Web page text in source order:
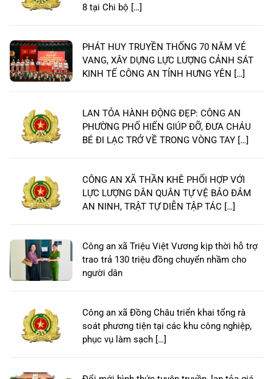
8 tại Chi bộ […]
PHÁT HUY TRUYỀN THỐNG 70 NĂM VẺ
VANG, XÂY DỰNG LỰC LƯỢNG CẢNH SÁT
KINH TẾ CÔNG AN TỈNH HƯNG YÊN […]
LAN TỎA HÀNH ĐỘNG ĐẸP: CÔNG AN
PHƯỜNG PHỐ HIẾN GIÚP ĐỠ, ĐƯA CHÁU
BÉ ĐI LẠC TRỞ VỀ TRONG VÒNG TAY […]
CÔNG AN XÃ THẦN KHÊ PHỐI HỢP VỚI
LỰC LƯỢNG DÂN QUÂN TỰ VỆ BẢO ĐẢM
AN NINH, TRẬT TỰ DIỄN TẬP TÁC […]
Công an xã Triệu Việt Vương kịp thời hỗ trợ
trao trả 130 triệu đồng chuyển nhầm cho
người dân
Công an xã Đồng Châu triển khai tổng rà
soát phương tiện tại các khu công nghiệp,
phục vụ làm sạch […]